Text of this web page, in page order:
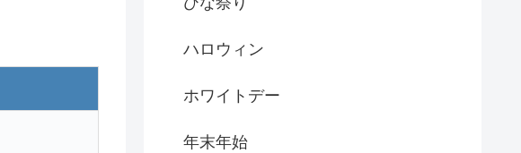
ハロウィン
ホワイトデー
年末年始